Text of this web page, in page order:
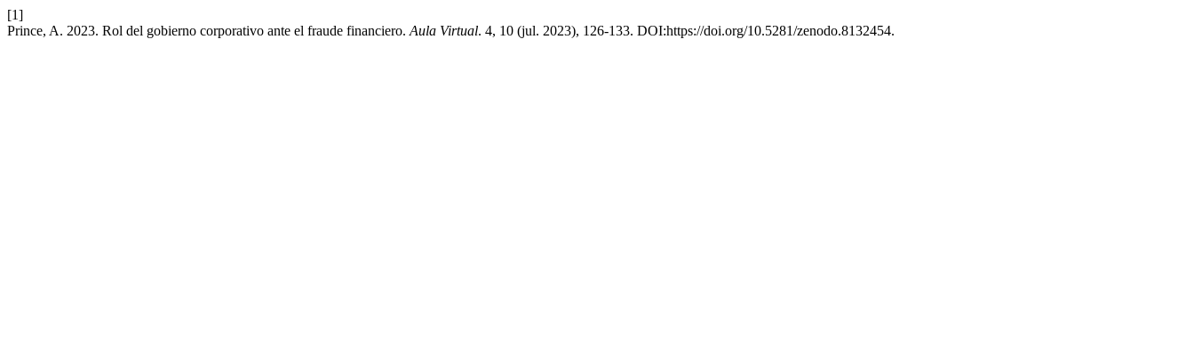
[1]
Prince, A. 2023. Rol del gobierno corporativo ante el fraude financiero. Aula Virtual. 4, 10 (jul. 2023), 126-133. DOI:https://doi.org/10.5281/zenodo.8132454.